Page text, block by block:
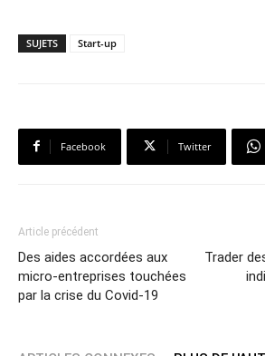
SUJETS Start-up
Facebook Twitter
Article précédent
Des aides accordées aux
micro-entreprises touchées
par la crise du Covid-19
Trader